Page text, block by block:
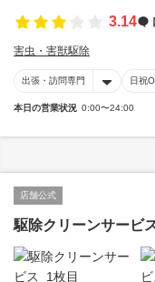
3.14
害虫・害獣駆除
出張・訪問専門 日祝
本日の営業状況 0:00〜24:00
店舗公式
駆除クリーンサービ